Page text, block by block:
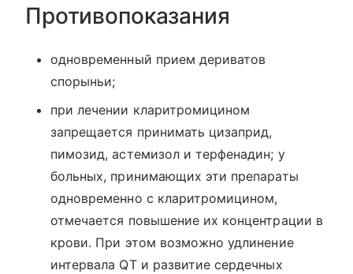
Противопоказания
одновременный прием дериватов
спорыньи;
при лечении кларитромицином
запрещается принимать цизаприд,
пимозид, астемизол и терфенадин; у
больных, принимающих эти препараты
одновременно с кларитромицином,
отмечается повышение их концентрации в
крови. При этом возможно удлинение
интервала QT и развитие сердечных